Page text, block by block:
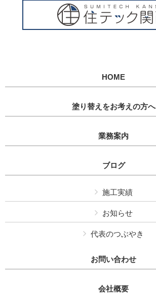
HOME
塗り替えをお考えの方へ
業務案内
ブログ
施工実績
お知らせ
代表のつぶやき
お問い合わせ
会社概要